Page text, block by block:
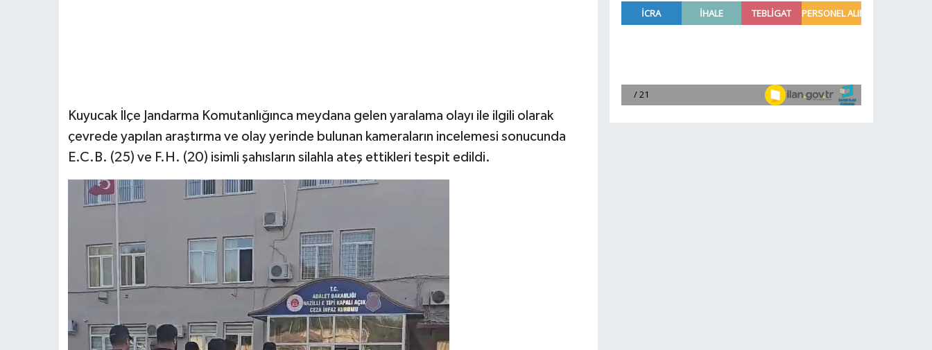
Kuyucak İlçe Jandarma Komutanlığınca meydana gelen yaralama olayı ile ilgili olarak
çevrede yapılan araştırma ve olay yerinde bulunan kameraların incelemesi sonucunda
E.C.B. (25) ve F.H. (20) isimli şahısların silahla ateş ettikleri tespit edildi.